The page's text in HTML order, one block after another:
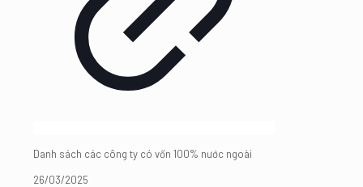
Danh sách các công ty có vốn 100% nước ngoài
26/03/2025